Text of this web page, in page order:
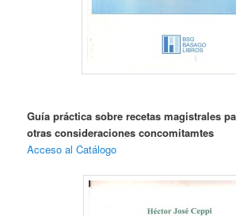
Guía práctica sobre recetas magistrales
otras consideraciones concomitamtes
Acceso al Catálogo